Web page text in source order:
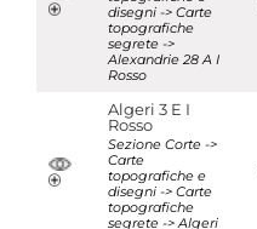
disegni -> Carte
topografiche
segrete ->
Alexandrie 28 A I
Rosso
Algeri 3 E I
Rosso
Sezione Corte ->
Carte
topografiche e
disegni -> Carte
topografiche
segrete -> Algeri